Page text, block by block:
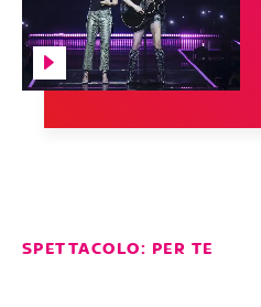
SPETTACOLO: PER TE